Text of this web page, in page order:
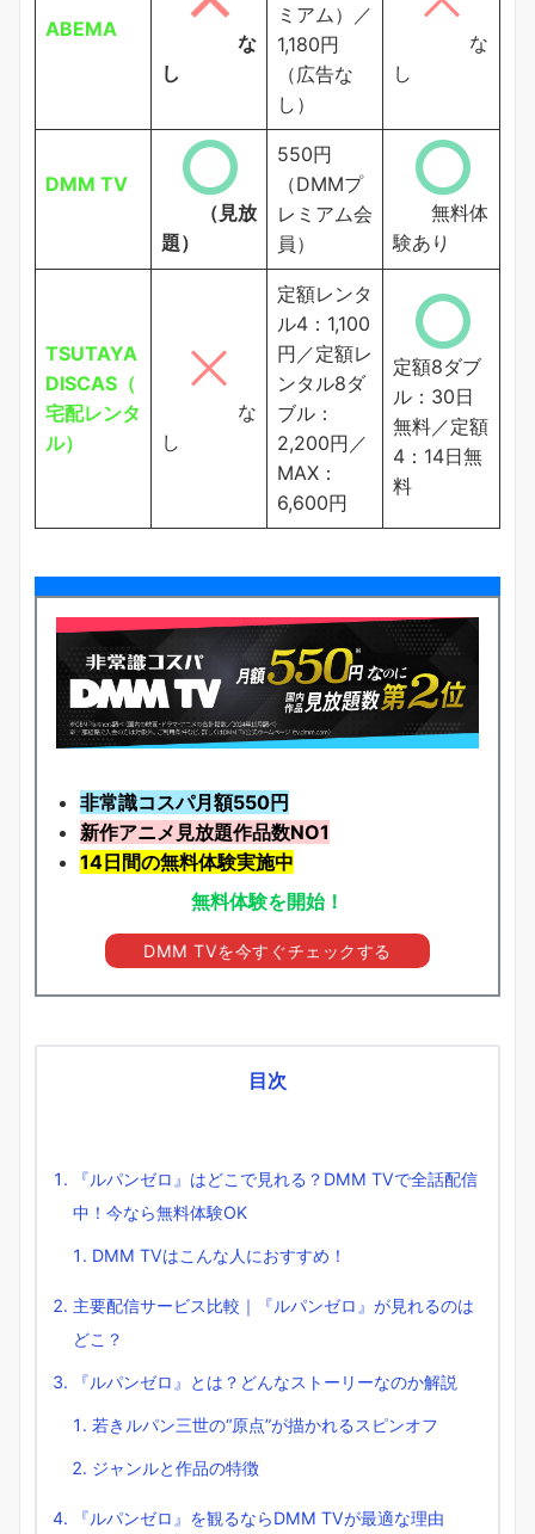
ABEMA
な
し
ミアム）／
1,180円
（広告な
し）
な
し
DMM TV
（見放
題）
550円
（DMMプ
レミアム会
員）
無料体
験あり
TSUTAYA
DISCAS（
宅配レンタ
ル）
な
し
定額レンタ
ル4：1,100
円／定額レ
ンタル8ダ
ブル：
2,200円／
MAX：
6,600円
定額8ダブ
ル：30日
無料／定額
4：14日無
料
非常識コスパ月額550円
新作アニメ見放題作品数NO1
14日間の無料体験実施中
無料体験を開始！
DMM TVを今すぐチェックする
目次
『ルパンゼロ』はどこで見れる？DMM TVで全話配信
中！今なら無料体験OK
DMM TVはこんな人におすすめ！
主要配信サービス比較｜『ルパンゼロ』が見れるのは
どこ？
『ルパンゼロ』とは？どんなストーリーなのか解説
若きルパン三世の“原点”が描かれるスピンオフ
ジャンルと作品の特徴
『ルパンゼロ』を観るならDMM TVが最適な理由